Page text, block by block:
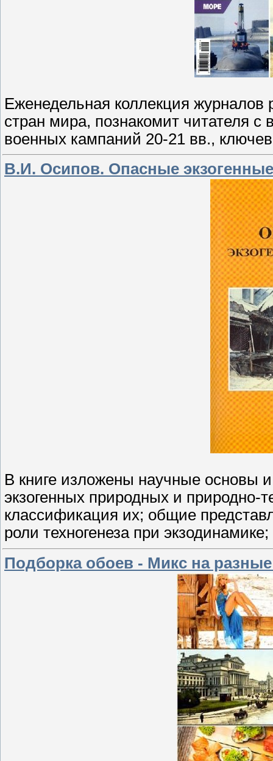
Еженедельная коллекция журналов
стран мира, познакомит читателя с
военных кампаний 20-21 вв.,
В.И. Осипов. Опасные
В книге изложены научные основы
экзогенных природных и природно-
классификация их; общие
роли техногенеза при экзодинамике;
Подборка обоев - Микс на